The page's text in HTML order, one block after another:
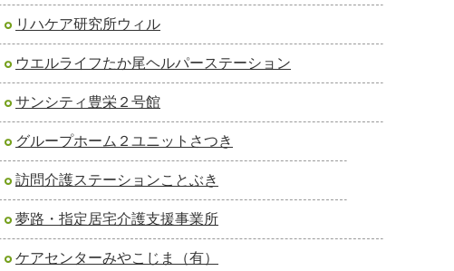
リハケア研究所ウィル
ウエルライフたか尾ヘルパーステーション
サンシティ豊栄２号館
グループホーム２ユニットさつき
訪問介護ステーションことぶき
夢路・指定居宅介護支援事業所
ケアセンターみやこじま（有）